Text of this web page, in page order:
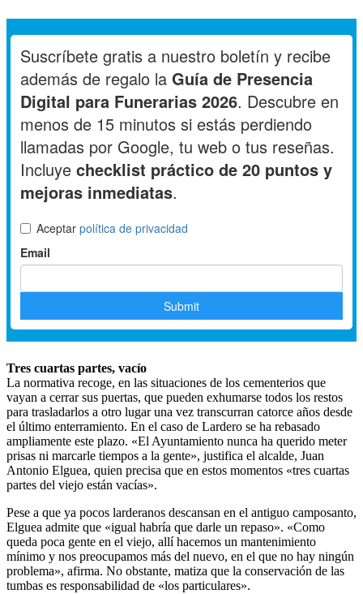
Tres cuartas partes, vacío
La normativa recoge, en las situaciones de los cementerios que
vayan a cerrar sus puertas, que pueden exhumarse todos los restos
para trasladarlos a otro lugar una vez transcurran catorce años desde
el último enterramiento. En el caso de Lardero se ha rebasado
ampliamente este plazo. «El Ayuntamiento nunca ha querido meter
prisas ni marcarle tiempos a la gente», justifica el alcalde, Juan
Antonio Elguea, quien precisa que en estos momentos «tres cuartas
partes del viejo están vacías».
Pese a que ya pocos larderanos descansan en el antiguo camposanto,
Elguea admite que «igual habría que darle un repaso». «Como
queda poca gente en el viejo, allí hacemos un mantenimiento
mínimo y nos preocupamos más del nuevo, en el que no hay ningún
problema», afirma. No obstante, matiza que la conservación de las
tumbas es responsabilidad de «los particulares».